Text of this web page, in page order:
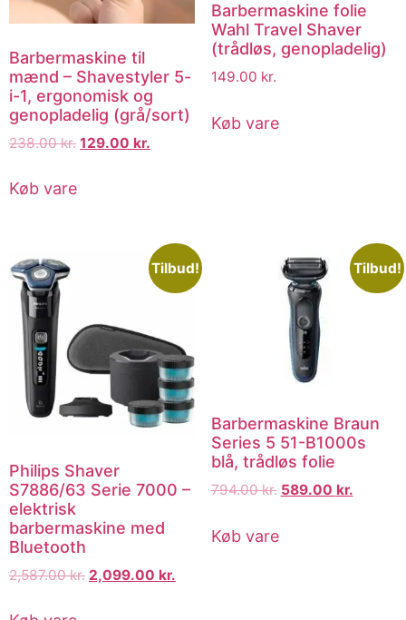
Barbermaskine til
mænd – Shavestyler 5-
i-1, ergonomisk og
genopladelig (grå/sort)
238.00kr. 129.00 kr.
Køb vare
Barbermaskine folie
Wahl Travel Shaver
(trådløs, genopladelig)
149.00 kr.
Køb vare
Tilbud!
Philips Shaver
S7886/63 Serie 7000 –
elektrisk
barbermaskine med
Bluetooth
2,587.00kr. 2,099.00 kr.
Tilbud!
Barbermaskine Braun
Series 5 51-B1000s
blå, trådløs folie
794.00kr. 589.00 kr.
Køb vare